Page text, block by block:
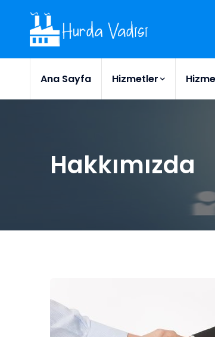
Ana Sayfa Hizmetler
Hakkımızda